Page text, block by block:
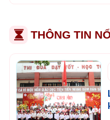
THÔNG TIN